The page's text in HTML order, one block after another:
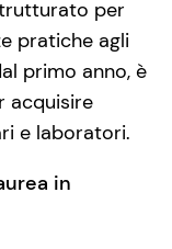
per
pratiche agli
primo anno, è
acquisire
e laboratori.
in